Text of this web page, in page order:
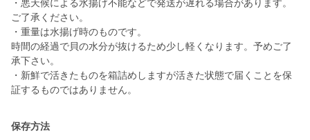
・悪天候による水揚げ不能などで発送が遅れる場合があります。
ご了承ください。
・重量は水揚げ時のものです。
時間の経過で貝の水分が抜けるため少し軽くなります。予めご了
承下さい。
・新鮮で活きたものを箱詰めしますが活きた状態で届くことを保
証するものではありません。
保存方法